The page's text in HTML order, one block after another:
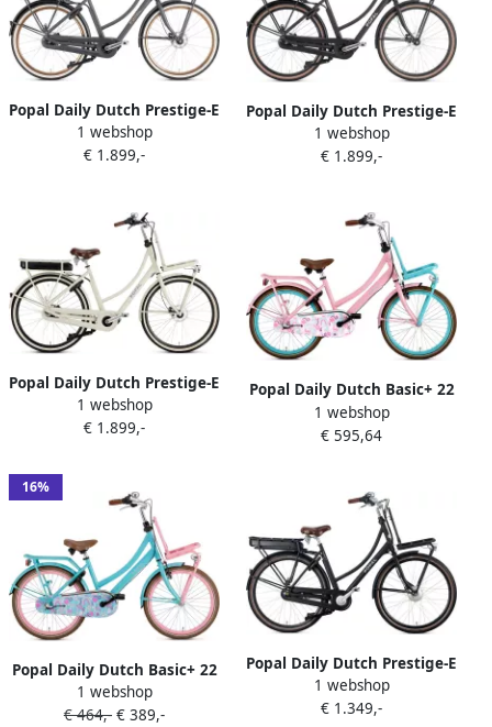
Popal Daily Dutch Prestige-E
Elektrische Fiets E-bike 28
Inch Damesfiets 53 cm 7
Petrolblauw
1 webshop
€ 1.899,-
Popal Daily Dutch Prestige-E
Elektrische Fiets E-bike 28
Inch Damesfiets 47 cm 7
Matzwart
1 webshop
€ 1.899,-
Popal Daily Dutch Prestige-E
Elektrische Fiets E-bike 28
Inch Damesfiets 47 cm 7
schijfrem 562​​​​​​​ Wh Accu
Creme
1 webshop
€ 1.899,-
Popal Daily Dutch Basic+ 22
Inch 35 cm Meisjes 3V
Terugtraprem Lichtroze
1 webshop
€ 595,64
16%
Popal Daily Dutch Basic+ 22
Inch 35 cm Meisjes 3V
Terugtraprem Turquoise
1 webshop
€ 464,- € 389,-
Popal Daily Dutch Prestige-E
Elektrische Fiets E-Bike 28
Inch Transportfiets 53 cm 7
1 webshop
€ 1.349,-